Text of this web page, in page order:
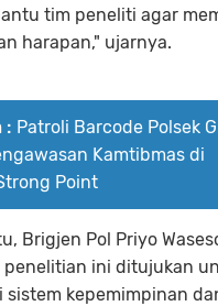
tim peneliti agar
harapan," ujarnya.
: Patroli Barcode Polsek
Kamtibmas di
Point
Brigjen Pol Priyo
penelitian ini ditujukan
sistem kepemimpinan